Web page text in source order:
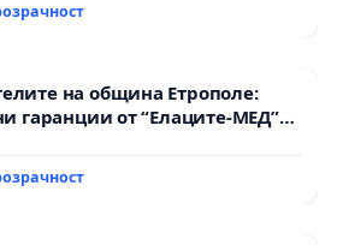
на община Етрополе:
гаранции от “Елаците-МЕД”
че ще се изпълнят всички